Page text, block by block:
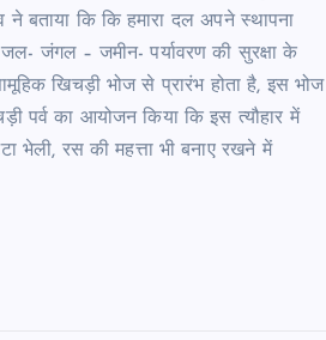
बताया कि कि हमारा दल अपने स्थापना
जंगल – जमीन- पर्यावरण की सुरक्षा के
खिचड़ी भोज से प्रारंभ होता है, इस भोज
पर्व का आयोजन किया कि इस त्यौहार में
भेली, रस की महत्ता भी बनाए रखने में